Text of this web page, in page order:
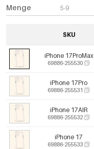
Menge
5-9
SKU
iPhone 17ProMax
69886-255530
iPhone 17Pro
69886-255531
iPhone 17AIR
69886-255532
iPhone 17
69886-255533